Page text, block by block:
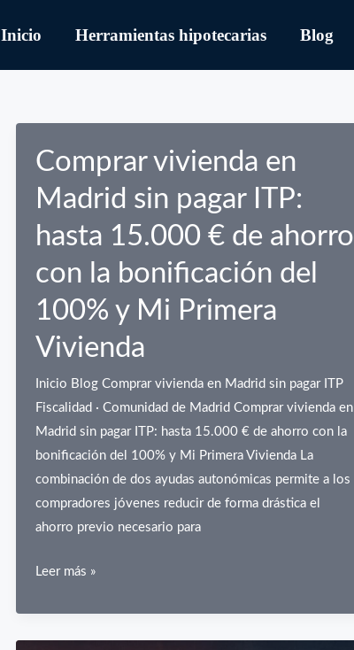
Inicio Herramientas hipotecarias Blog
Comprar vivienda en
Madrid sin pagar ITP:
hasta 15.000 € de ahorro
con la bonificación del
100% y Mi Primera
Vivienda
Inicio Blog Comprar vivienda en Madrid sin pagar ITP
Fiscalidad · Comunidad de Madrid Comprar vivienda en
Madrid sin pagar ITP: hasta 15.000 € de ahorro con la
bonificación del 100% y Mi Primera Vivienda La
combinación de dos ayudas autonómicas permite a los
compradores jóvenes reducir de forma drástica el
ahorro previo necesario para
Comprar
en
Madrid
Leer más »